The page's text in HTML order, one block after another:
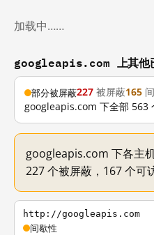
加载中……
googleapis.com 上其他
部分被屏蔽227 被屏蔽165
googleapis.com 下全部 563
googleapis.com 下各主
227 个被屏蔽，167 个可
http://googleapis.com
间歇性